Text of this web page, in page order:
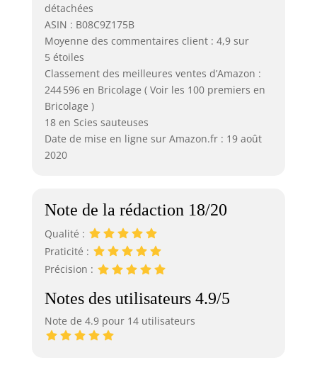
détachées
ASIN : B08C9Z175B
Moyenne des commentaires client : 4,9 sur
5 étoiles
Classement des meilleures ventes d’Amazon :
244 596 en Bricolage ( Voir les 100 premiers en
Bricolage )
18 en Scies sauteuses
Date de mise en ligne sur Amazon.fr : 19 août
2020
Note de la rédaction 18/20
Qualité :
Praticité :
Précision :
Notes des utilisateurs 4.9/5
Note de 4.9 pour 14 utilisateurs